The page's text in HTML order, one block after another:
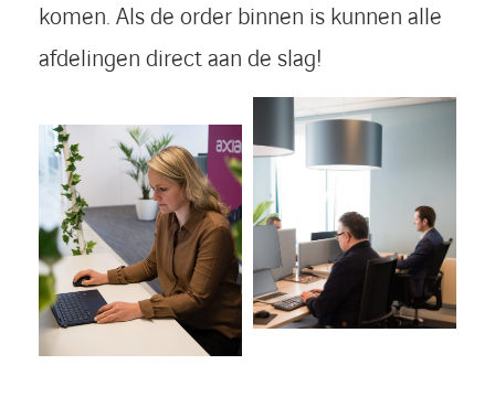
LINKEDINYOUTUBEFACEBOOKTWITTER
komen. Als de order binnen is kunnen alle
afdelingen direct aan de slag!